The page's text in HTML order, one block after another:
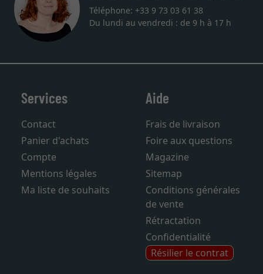
Téléphone: +33 9 73 03 61 38
Du lundi au vendredi : de 9 h à 17 h
Services
Contact
Panier d'achats
Compte
Mentions légales
Ma liste de souhaits
Aide
Frais de livraison
Foire aux questions
Magazine
Sitemap
Conditions générales
de vente
Rétractation
Confidentialité
Résilier le contrat